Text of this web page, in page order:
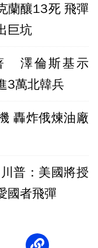
蘭釀13死 飛彈
巨坑
澤倫斯基示
3萬北韓兵
轟炸俄煉油廠
普：美國將授
國者飛彈